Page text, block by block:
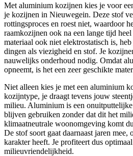
Met aluminium kozijnen kies je voor
je kozijnen in Nieuwegein. Deze stof
rottingsproces en roest niet, waardoor
raamkozijnen ook na een lange tijd
materiaal ook niet elektrostatisch is,
dingen als viezigheid en stof. Je
nauwelijks onderhoud nodig. Omdat
opneemt, is het een zeer geschikte
Niet alleen kies je met een aluminium
kozijntype, je draagt tevens jouw
milieu. Aluminium is een
blijven gebruiken zonder dat dit het
klimaatneutrale woonomgeving komt
De stof soort gaat daarnaast jaren mee,
karakter heeft. Je profiteert dus
milieuvriendelijkheid.